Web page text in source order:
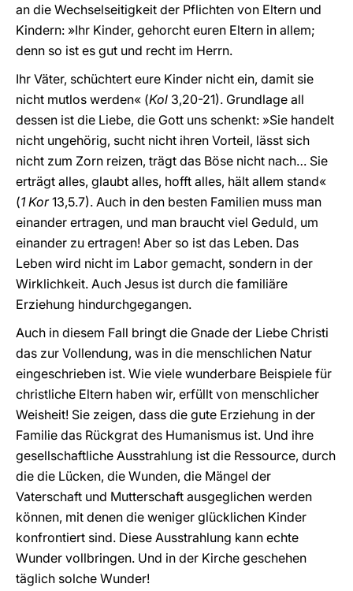
an die Wechselseitigkeit der Pflichten von Eltern und
Kindern: »Ihr Kinder, gehorcht euren Eltern in allem;
denn so ist es gut und recht im Herrn.
Ihr Väter, schüchtert eure Kinder nicht ein, damit sie
nicht mutlos werden« (Kol 3,20-21). Grundlage all
dessen ist die Liebe, die Gott uns schenkt: »Sie handelt
nicht ungehörig, sucht nicht ihren Vorteil, lässt sich
nicht zum Zorn reizen, trägt das Böse nicht nach… Sie
erträgt alles, glaubt alles, hofft alles, hält allem stand«
(1 Kor13,5.7). Auch in den besten Familien muss man
einander ertragen, und man braucht viel Geduld, um
einander zu ertragen! Aber so ist das Leben. Das
Leben wird nicht im Labor gemacht, sondern in der
Wirklichkeit. Auch Jesus ist durch die familiäre
Erziehung hindurchgegangen.
Auch in diesem Fall bringt die Gnade der Liebe Christi
das zur Vollendung, was in die menschlichen Natur
eingeschrieben ist. Wie viele wunderbare Beispiele für
christliche Eltern haben wir, erfüllt von menschlicher
Weisheit! Sie zeigen, dass die gute Erziehung in der
Familie das Rückgrat des Humanismus ist. Und ihre
gesellschaftliche Ausstrahlung ist die Ressource, durch
die die Lücken, die Wunden, die Mängel der
Vaterschaft und Mutterschaft ausgeglichen werden
können, mit denen die weniger glücklichen Kinder
konfrontiert sind. Diese Ausstrahlung kann echte
Wunder vollbringen. Und in der Kirche geschehen
täglich solche Wunder!